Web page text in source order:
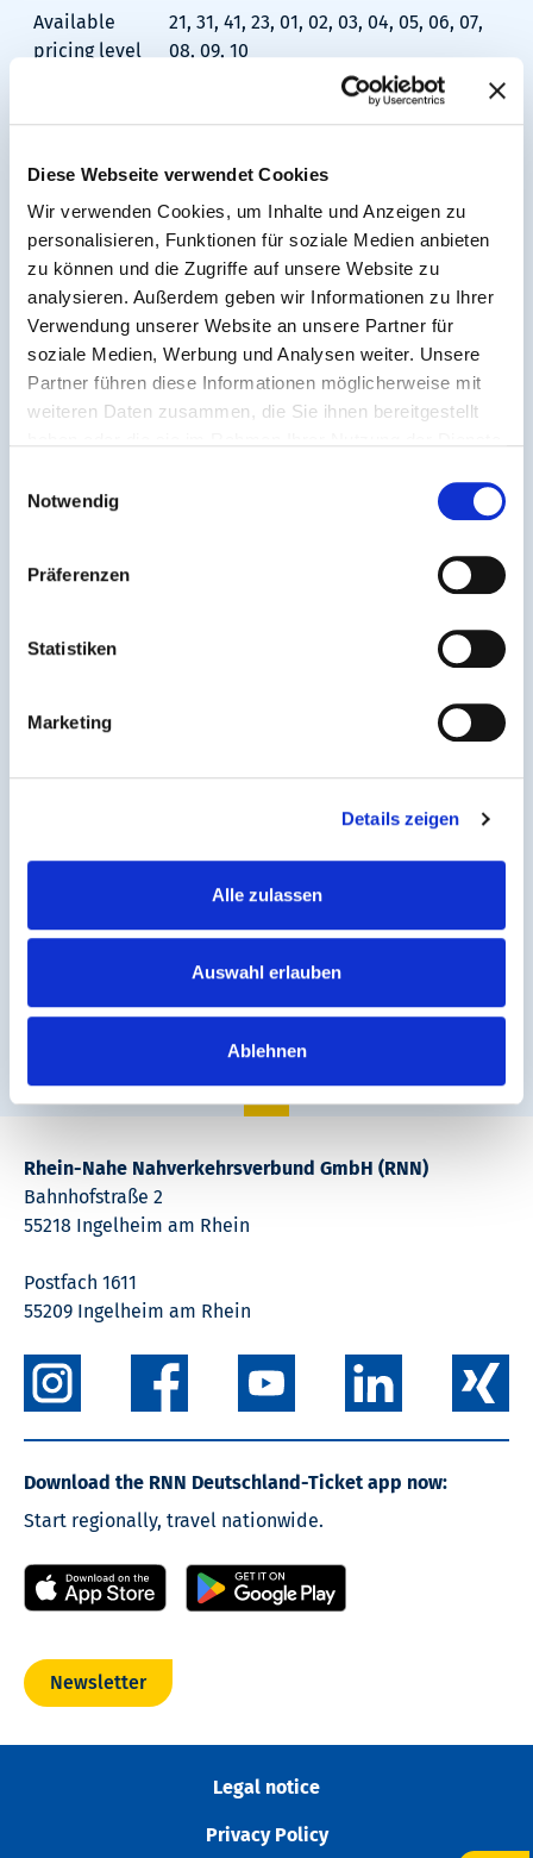
Diese Webseite verwendet Cookies
Wir verwenden Cookies, um Inhalte und Anzeigen zu
personalisieren, Funktionen für soziale Medien anbieten
zu können und die Zugriffe auf unsere Website zu
analysieren. Außerdem geben wir Informationen zu Ihrer
Verwendung unserer Website an unsere Partner für
soziale Medien, Werbung und Analysen weiter. Unsere
Partner führen diese Informationen möglicherweise mit
weiteren Daten zusammen, die Sie ihnen bereitgestellt
Notwendig
Präferenzen
Statistiken
Marketing
Details zeigen
Alle zulassen
Auswahl erlauben
Ablehnen
Available
pricing level
21, 31, 41, 23, 01, 02, 03, 04, 05, 06, 07,
08, 09, 10
required
Transferable no
Companion
travel
no
Refundable no
Replacement
if lost
no
Invalid
Invalid in the event of lamination,
of the validity period, when used by
journeys that do not comply with the
conditions /
Two children count as one person
when calculating the supplement.
price and timetable information
can enter your starting point and destination and the
price of your ticket will be displayed.
Rhein-Nahe Nahverkehrsverbund GmbH (RNN)
Bahnhofstraße 2
55218 Ingelheim am Rhein
Postfach 1611
55209 Ingelheim am Rhein
Download the RNN Deutschland-Ticket app now:
Start regionally, travel nationwide.
Newsletter
Legal notice
Privacy Policy